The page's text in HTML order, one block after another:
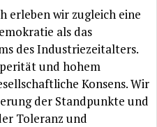
erleben wir zugleich eine
als das
des Industriezeitalters.
und hohem
Konsens. Wir
der Standpunkte und
Toleranz und